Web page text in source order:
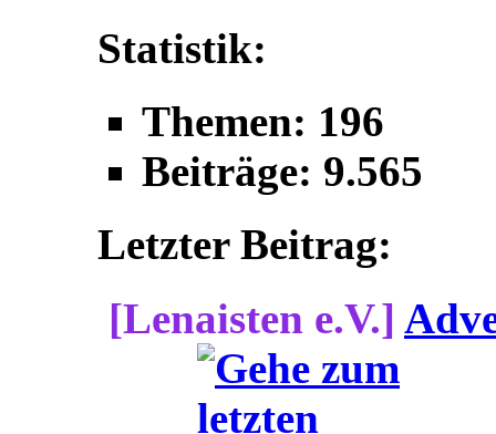
Statistik:
Themen: 196
Beiträge: 9.565
Letzter Beitrag:
[Lenaisten e.V.]